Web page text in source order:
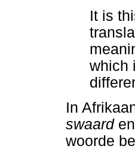
It is
which
In
swaard
woorde